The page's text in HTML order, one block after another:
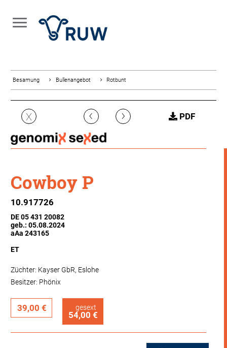
Besamung Bullenangebot Rotbunt
X ‹ › PDF
Cowboy P
10.917726
DE 05 431 20082
geb.: 05.08.2024
aAa 243165
ET
Züchter: Kayser GbR, Eslohe
Besitzer: Phönix
39,00 € gesext
54,00 €